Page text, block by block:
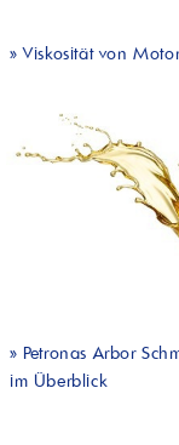
» Viskosität von
» Petronas Arbor
im Überblick